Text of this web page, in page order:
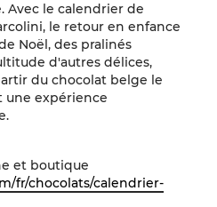
Avec le calendrier de
le retour en enfance
Noël, des pralinés
d'autres délices,
du chocolat belge le
une expérience
et boutique
fr/chocolats/calendrier-